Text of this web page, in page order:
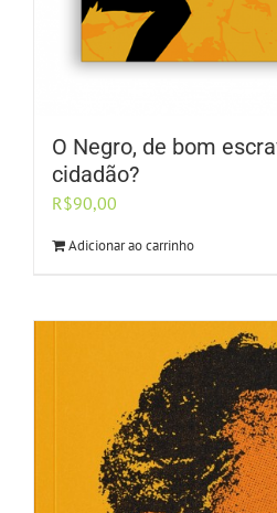
O Negro, de bom
cidadão?
R$90,00
Adicionar ao carrinho